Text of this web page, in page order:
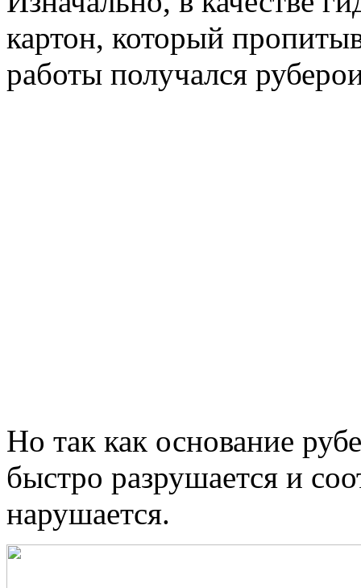
картон, который
работы получался
Но так как основание
быстро разрушается и
нарушается.